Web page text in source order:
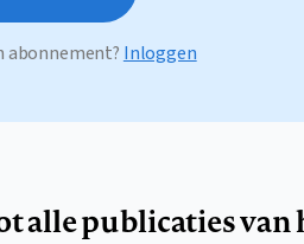
abonnement? Inloggen
alle publicaties van